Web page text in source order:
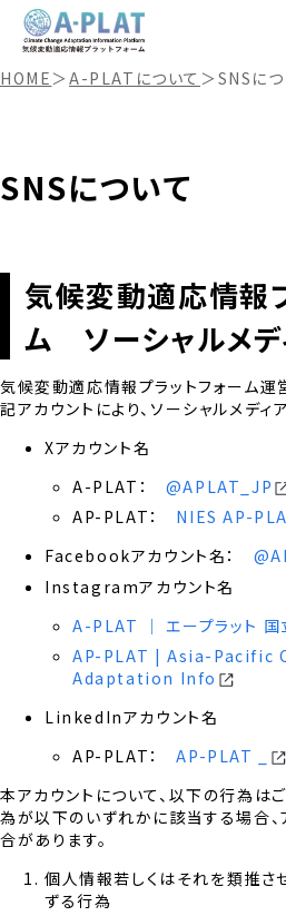
HOME＞A-PLATについて ＞SNSにつ
SNSについて
気候変動適応情報
ム ソーシャルメデ
気候変動適応情報プラットフォーム運
記アカウントにより、ソーシャルメディ
Xアカウント名
A-PLAT： @APLAT_JP
AP-PLAT： NIES AP-
Facebookアカウント名：
Instagramアカウント名
A-PLAT │ エープラット 国
AP-PLAT | Asia-Pacific
Adaptation Info
LinkedInアカウント名
AP-PLAT：AP-PLAT _
本アカウントについて、以下の行為は
為が以下のいずれかに該当する場合、
合があります。
個人情報若しくはそれを類推さ
ずる行為